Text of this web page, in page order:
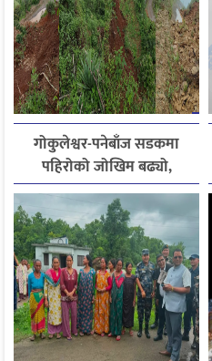
गोकुलेश्वर-पनेबाँज सडकमा
पहिरोको जोखिम बढ्यो,
स्थानीयले मागे तत्काल पर्खाल
निर्माण